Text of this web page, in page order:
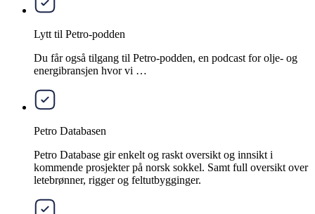
Lytt til Petro-podden
Du får også tilgang til Petro-podden, en podcast for olje- og
energibransjen hvor vi …
Petro Databasen
Petro Database gir enkelt og raskt oversikt og innsikt i
kommende prosjekter på norsk sokkel. Samt full oversikt over
letebrønner, rigger og feltutbygginger.